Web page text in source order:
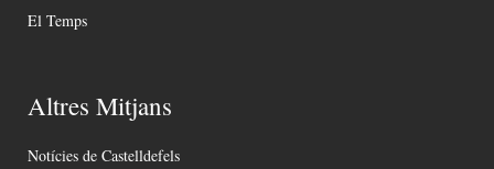
El Temps
Altres Mitjans
Notícies de Castelldefels